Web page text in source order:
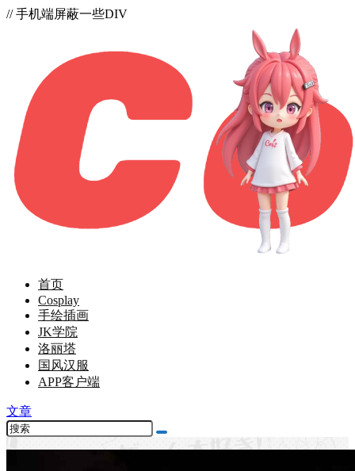
// 手机端屏蔽一些DIV
首页
Cosplay
手绘插画
JK学院
洛丽塔
国风汉服
APP客户端
文章